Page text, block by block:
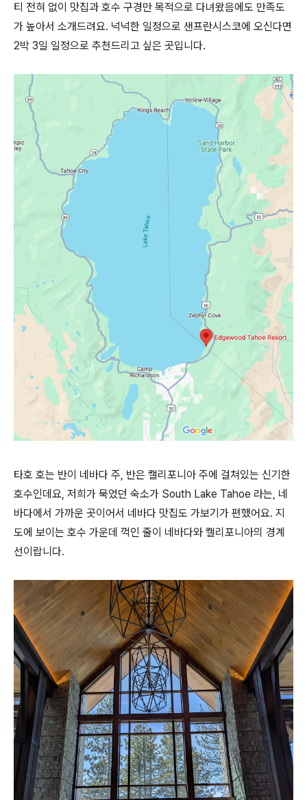
티 전혀 없이 맛집과 호수 구경만 목적으로 다녀왔음에도 만족도
가 높아서 소개드려요. 넉넉한 일정으로 샌프란시스코에 오신다면
2박 3일 일정으로 추천드리고 싶은 곳입니다.
타호 호는 반이 네바다 주, 반은 캘리포니아 주에 걸쳐있는 신기한
호수인데요, 저희가 묵었던 숙소가 South Lake Tahoe 라는, 네
바다에서 가까운 곳이어서 네바다 맛집도 가보기가 편했어요. 지
도에 보이는 호수 가운데 꺽인 줄이 네바다와 캘리포니아의 경계
선이랍니다.